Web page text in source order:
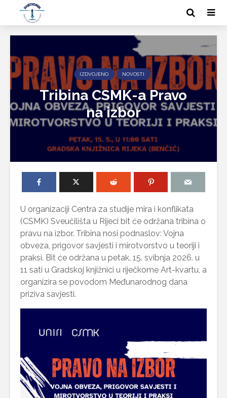
IZDVOJENO NOVOSTI
Tribina CSMK-a Pravo
na izbor
U organizaciji Centra za studije mira i konflikata
(CSMK) Sveučilišta u Rijeci bit će održana tribina o
pravu na izbor. Tribina nosi podnaslov: Vojna
obveza, prigovor savjesti i mirotvorstvo u teoriji i
praksi. Bit će održana u petak, 15. svibnja 2026. u
11 sati u Gradskoj knjižnici u riječkome Art-kvartu, a
organizira se povodom Međunarodnog dana
priziva savjesti.